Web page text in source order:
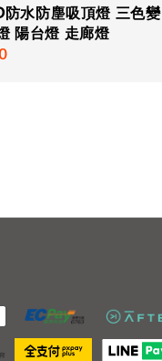
防水防塵吸頂燈 三色變
陽台燈 走廊燈